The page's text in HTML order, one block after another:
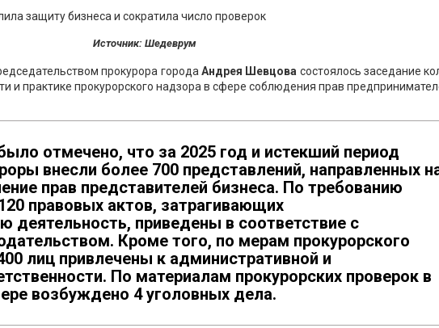
Источник: Шедеврум
прокурора городаАндрея Шевцова состоялось заседание
и практике прокурорского надзора в сфере соблюдения прав
отмечено, что за 2025 год и истекший период
внесли более 700 представлений, направленных
прав представителей бизнеса. По требованию
правовых актов, затрагивающих
деятельность, приведены в соответствие с
Кроме того, по мерам прокурорского
лиц привлечены к административной и
По материалам прокурорских проверок в
возбуждено 4 уголовных дела.